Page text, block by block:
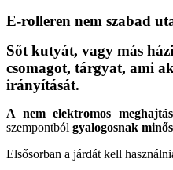
E-rolleren nem szabad
Sőt kutyát, vagy más
csomagot, tárgyat, ami
irányítását.
A nem elektromos
szempontból gyalogosnak
Elsősorban a járdát kell